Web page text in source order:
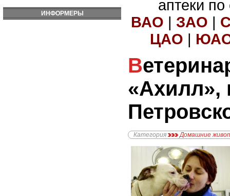
ИНФОРМЕРЫ
аптеки
ВАО | ЗАО |
ЦАО |
Ветеринарная клиника
«Ахилл»,
Категория Домашние